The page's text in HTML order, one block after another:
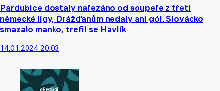
Pardubice dostaly nařezáno od soupeře z třetí
německé ligy, Drážďanům nedaly ani gól. Slovácko
smazalo manko, trefil se Havlík
14.01.2024 20:03